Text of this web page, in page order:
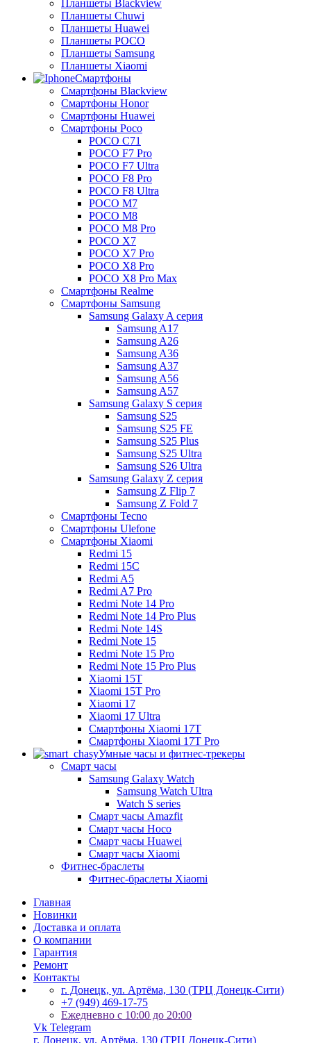
Планшеты Blackview
Планшеты Chuwi
Планшеты Huawei
Планшеты POCO
Планшеты Samsung
Планшеты Xiaomi
Смартфоны
Смартфоны Blackview
Смартфоны Honor
Смартфоны Huawei
Смартфоны Poco
POCO C71
POCO F7 Pro
POCO F7 Ultra
POCO F8 Pro
POCO F8 Ultra
POCO M7
POCO M8
POCO M8 Pro
POCO X7
POCO X7 Pro
POCO X8 Pro
POCO X8 Pro Max
Смартфоны Realme
Смартфоны Samsung
Samsung Galaxy A серия
Samsung A17
Samsung A26
Samsung A36
Samsung A37
Samsung A56
Samsung A57
Samsung Galaxy S серия
Samsung S25
Samsung S25 FE
Samsung S25 Plus
Samsung S25 Ultra
Samsung S26 Ultra
Samsung Galaxy Z серия
Samsung Z Flip 7
Samsung Z Fold 7
Смартфоны Tecno
Смартфоны Ulefone
Смартфоны Xiaomi
Redmi 15
Redmi 15C
Redmi A5
Redmi A7 Pro
Redmi Note 14 Pro
Redmi Note 14 Pro Plus
Redmi Note 14S
Redmi Note 15
Redmi Note 15 Pro
Redmi Note 15 Pro Plus
Xiaomi 15T
Xiaomi 15T Pro
Xiaomi 17
Xiaomi 17 Ultra
Смартфоны Xiaomi 17Т
Смартфоны Xiaomi 17Т Pro
Умные часы и фитнес-трекеры
Смарт часы
Samsung Galaxy Watch
Samsung Watch Ultra
Watch S series
Смарт часы Amazfit
Смарт часы Hoco
Смарт часы Huawei
Смарт часы Xiaomi
Фитнес-браслеты
Фитнес-браслеты Xiaomi
Главная
Новинки
Доставка и оплата
О компании
Гарантия
Ремонт
Контакты
г. Донецк, ул. Артёма, 130 (ТРЦ Донецк-Сити)
+7 (949) 469-17-75
Ежедневно с 10:00 до 20:00
Vk Telegram
г. Донецк, ул. Артёма, 130 (ТРЦ Донецк-Сити)